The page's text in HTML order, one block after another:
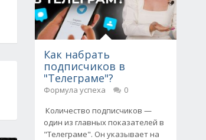
Как набрать
подписчиков в
"Телеграме"?
Формула успеха
0
Количество подписчиков —
один из главных показателей в
"Телеграме". Он указывает на